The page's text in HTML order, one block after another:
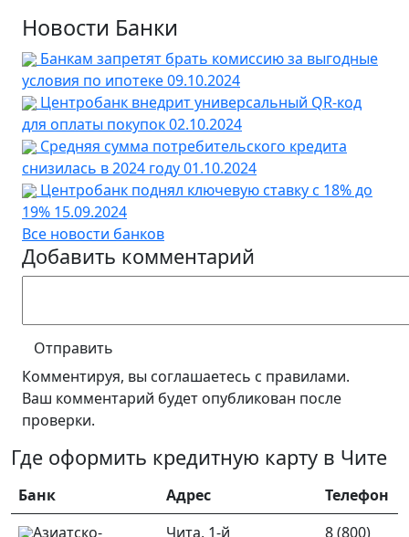
Новости Банки
Банкам запретят брать комиссию за выгодные
условия по ипотеке09.10.2024
Центробанк внедрит универсальный QR-код
для оплаты покупок02.10.2024
Средняя сумма потребительского кредита
снизилась в 2024 году01.10.2024
Центробанк поднял ключевую ставку с 18% до
19% 15.09.2024
Все новости банков
Добавить комментарий
Отправить
Комментируя, вы соглашаетесь c правилами.
Ваш комментарий будет опубликован после
проверки.
Где оформить кредитную карту в Чите
Банк Адрес
Телефон
Азиатско-
Чита, 1-й 8 (800)